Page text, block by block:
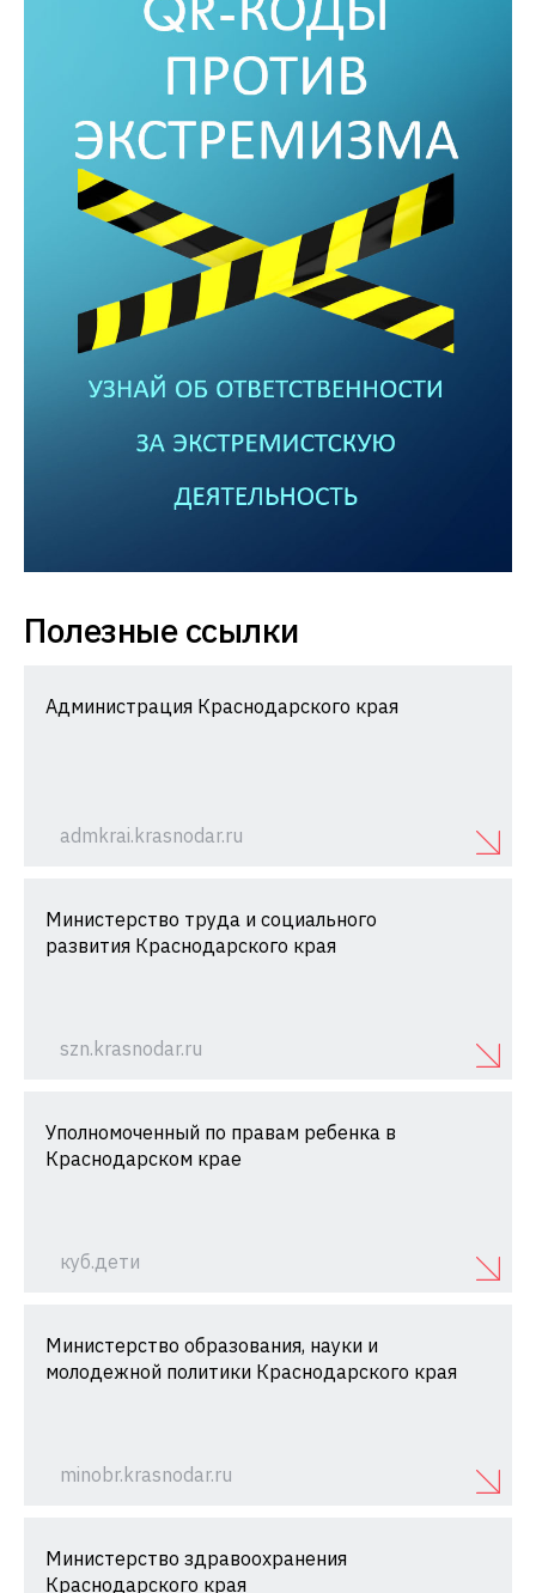
Полезные ссылки
Администрация Краснодарского края
admkrai.krasnodar.ru
Министерство труда и социального
развития Краснодарского края
szn.krasnodar.ru
Уполномоченный по правам ребенка в
Краснодарском крае
куб.дети
Министерство образования, науки и
молодежной политики Краснодарского края
minobr.krasnodar.ru
Министерство здравоохранения
Краснодарского края